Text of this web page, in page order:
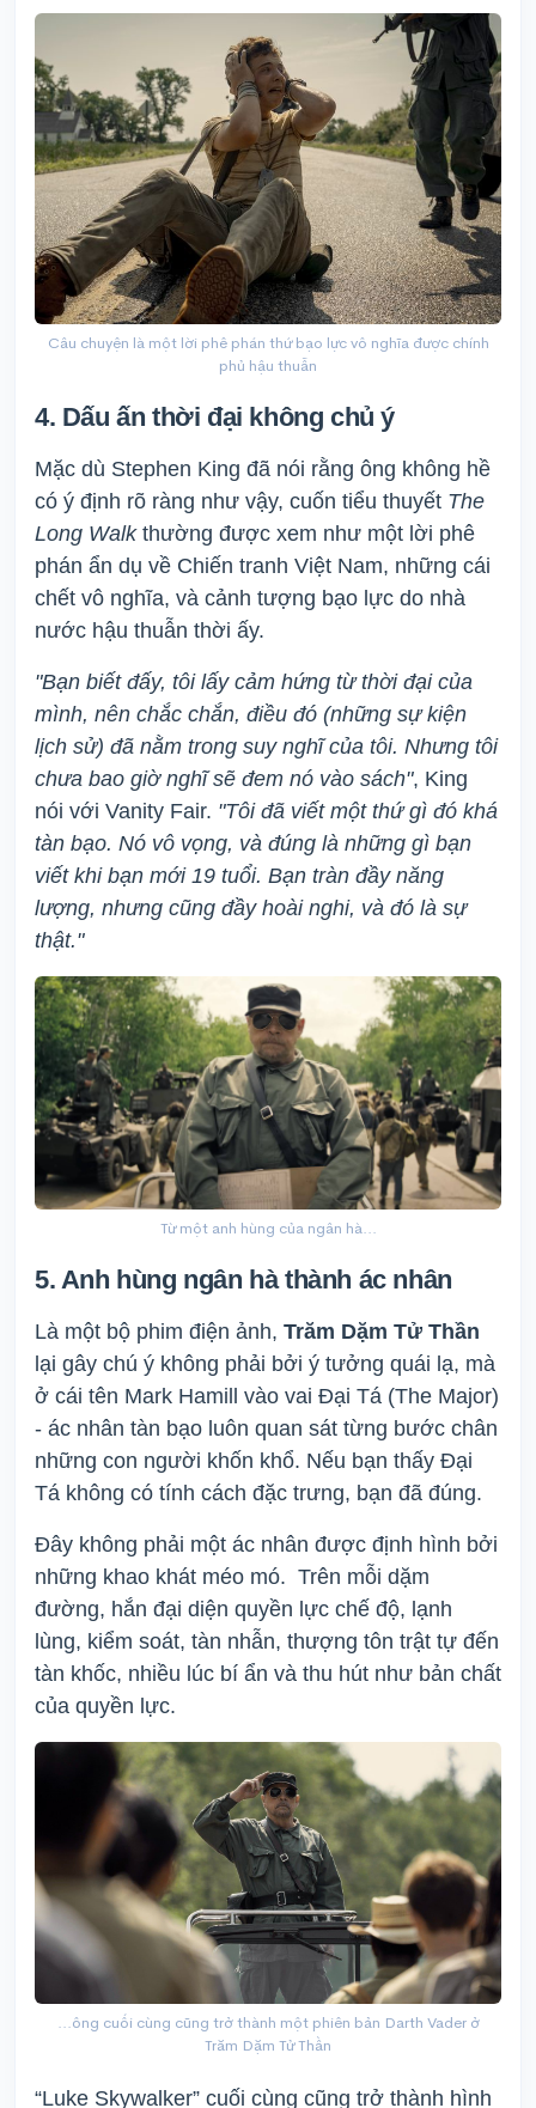
Câu chuyện là một lời phê phán thứ bạo lực vô nghĩa được chính
phủ hậu thuẫn
4. Dấu ấn thời đại không chủ ý
Mặc dù Stephen King đã nói rằng ông không hề
có ý định rõ ràng như vậy, cuốn tiểu thuyết The
Long Walkthường được xem như một lời phê
phán ẩn dụ về Chiến tranh Việt Nam, những cái
chết vô nghĩa, và cảnh tượng bạo lực do nhà
nước hậu thuẫn thời ấy.
"Bạn biết đấy, tôi lấy cảm hứng từ thời đại của
mình, nên chắc chắn, điều đó (những sự kiện
lịch sử) đã nằm trong suy nghĩ của tôi. Nhưng tôi
chưa bao giờ nghĩ sẽ đem nó vào sách", King
nói với Vanity Fair. "Tôi đã viết một thứ gì đó khá
tàn bạo. Nó vô vọng, và đúng là những gì bạn
viết khi bạn mới 19 tuổi. Bạn tràn đầy năng
lượng, nhưng cũng đầy hoài nghi, và đó là sự
thật."
Từ một anh hùng của ngân hà...
5. Anh hùng ngân hà thành ác nhân
Là một bộ phim điện ảnh, Trăm Dặm Tử Thần
lại gây chú ý không phải bởi ý tưởng quái lạ, mà
ở cái tên Mark Hamill vào vai Đại Tá (The Major)
- ác nhân tàn bạo luôn quan sát từng bước chân
những con người khốn khổ. Nếu bạn thấy Đại
Tá không có tính cách đặc trưng, bạn đã đúng.
Đây không phải một ác nhân được định hình bởi
những khao khát méo mó. Trên mỗi dặm
đường, hắn đại diện quyền lực chế độ, lạnh
lùng, kiểm soát, tàn nhẫn, thượng tôn trật tự đến
tàn khốc, nhiều lúc bí ẩn và thu hút như bản chất
của quyền lực.
...ông cuối cùng cũng trở thành một phiên bản Darth Vader ở
Trăm Dặm Tử Thần
“Luke Skywalker” cuối cùng cũng trở thành hình